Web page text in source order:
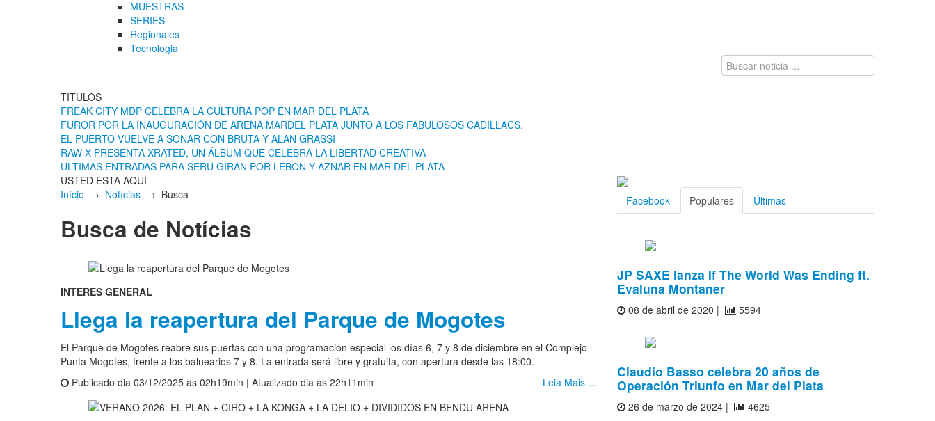
MUESTRAS
SERIES
Regionales
Tecnologia
TITULOS
FREAK CITY MDP CELEBRA LA CULTURA POP EN MAR DEL PLATA
FUROR POR LA INAUGURACIÓN DE ARENA MARDEL PLATA JUNTO A LOS FABULOSOS CADILLACS.
EL PUERTO VUELVE A SONAR CON BRUTA Y ALAN GRASSI
RAW X PRESENTA XRATED, UN ÁLBUM QUE CELEBRA LA LIBERTAD CREATIVA
ULTIMAS ENTRADAS PARA SERU GIRAN POR LEBON Y AZNAR EN MAR DEL PLATA
USTED ESTA AQUI
Início → Notícias → Busca
Busca de Notícias
INTERES GENERAL
Llega la reapertura del Parque de Mogotes
El Parque de Mogotes reabre sus puertas con una programación especial los días 6, 7 y 8 de diciembre en el Complejo
Punta Mogotes, frente a los balnearios 7 y 8. La entrada será libre y gratuita, con apertura desde las 18:00.
Publicado dia 03/12/2025 às 02h19min | Atualizado dia às 22h11min
Leia Mais ...
Facebook Populares Últimas
JP SAXE lanza If The World Was Ending ft.
Evaluna Montaner
08 de abril de 2020 | 5594
Claudio Basso celebra 20 años de
Operación Triunfo en Mar del Plata
26 de marzo de 2024 | 4625